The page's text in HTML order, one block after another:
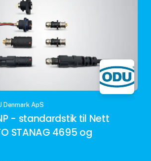
Denmark ApS
- standardstik til Nett
STANAG 4695 og